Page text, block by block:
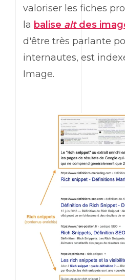
valoriser les fiches
la balise altdes
d'être très parlante
internautes, est
Image.